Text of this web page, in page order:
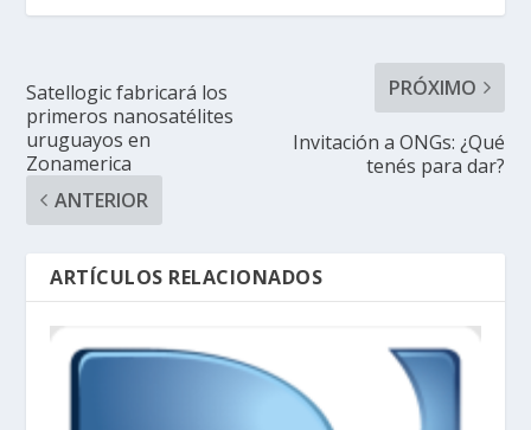
Satellogic fabricará los
primeros nanosatélites
uruguayos en
Zonamerica
ANTERIOR
PRÓXIMO
Invitación a ONGs: ¿Qué
tenés para dar?
ARTÍCULOS RELACIONADOS